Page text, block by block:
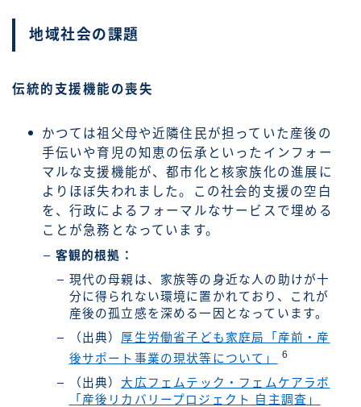
地域社会の課題
伝統的支援機能の喪失
かつては祖父母や近隣住民が担っていた産後の
手伝いや育児の知恵の伝承といったインフォー
マルな支援機能が、都市化と核家族化の進展に
よりほぼ失われました。この社会的支援の空白
を、行政によるフォーマルなサービスで埋める
ことが急務となっています。
客観的根拠：
現代の母親は、家族等の身近な人の助けが十
分に得られない環境に置かれており、これが
産後の孤立感を深める一因となっています。
（出典） 厚生労働省子ども家庭局「産前・産
後サポート事業の現状等について」
6
（出典） 大広フェムテック・フェムケアラボ
「産後リカバリープロジェクト 自主調査」